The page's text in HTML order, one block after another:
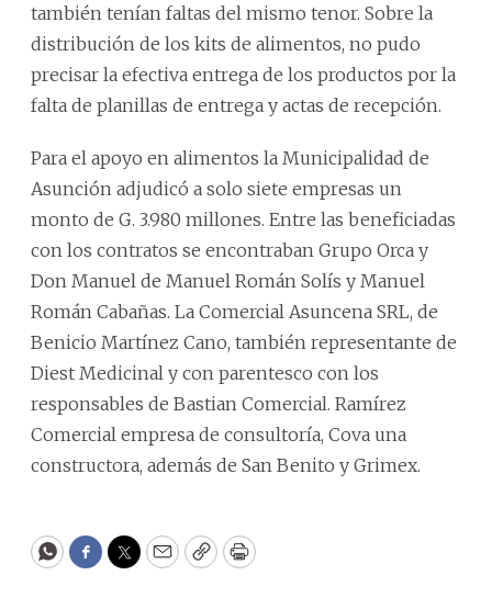
también tenían faltas del mismo tenor. Sobre la
distribución de los kits de alimentos, no pudo
precisar la efectiva entrega de los productos por la
falta de planillas de entrega y actas de recepción.
Para el apoyo en alimentos la Municipalidad de
Asunción adjudicó a solo siete empresas un
monto de G. 3.980 millones. Entre las beneficiadas
con los contratos se encontraban Grupo Orca y
Don Manuel de Manuel Román Solís y Manuel
Román Cabañas. La Comercial Asuncena SRL, de
Benicio Martínez Cano, también representante de
Diest Medicinal y con parentesco con los
responsables de Bastian Comercial. Ramírez
Comercial empresa de consultoría, Cova una
constructora, además de San Benito y Grimex.
WhatsApp
Facebook
Twitter
EmailCopyPrint